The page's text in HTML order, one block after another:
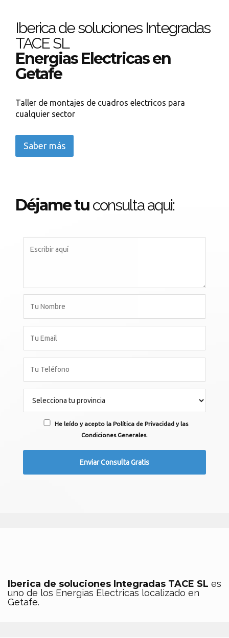
Iberica de soluciones Integradas
TACE SL
Energias Electricas en
Getafe
Taller de montajes de cuadros electricos para
cualquier sector
Saber más
Déjame tu consulta aqui:
He leído y acepto la Política de Privacidad y las
Condiciones Generales.
Iberica de soluciones Integradas TACE SL es
uno de los Energias Electricas localizado en
Getafe.